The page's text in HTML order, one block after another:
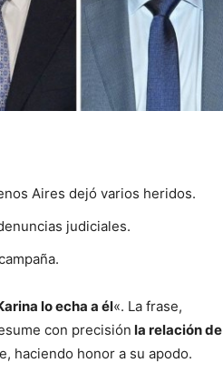
::
Aires dejó varios heridos.
judiciales.
lo echa a él«. La frase,
con precisión la relación de
haciendo honor a su apodo.